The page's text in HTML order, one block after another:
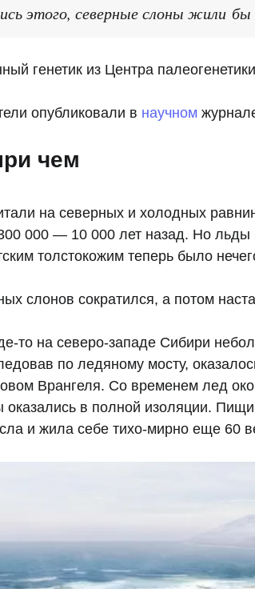
этого, северные слоны жили бы
генетик из Центра
опубликовали в научном
чем
на северных и холодных
000 — 10 000 лет назад. Но льды
толстокожим теперь было
слонов сократился, а потом
то на северо-западе Сибири
по ледяному мосту,
Врангеля. Со временем лед
оказались в полной изоляции.
и жила себе тихо-мирно еще 60